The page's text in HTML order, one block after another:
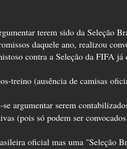
terem sido da Seleção
daquele ano, realizou
contra a Seleção da FIFA
treino (ausência de camisas
argumentar serem
(pois só podem ser
oficial mas uma "Seleção